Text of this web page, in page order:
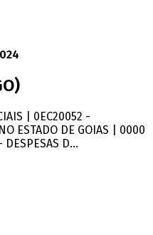
| 0EC20052 -
ESTADO DE GOIAS | 0000
DESPESAS D...